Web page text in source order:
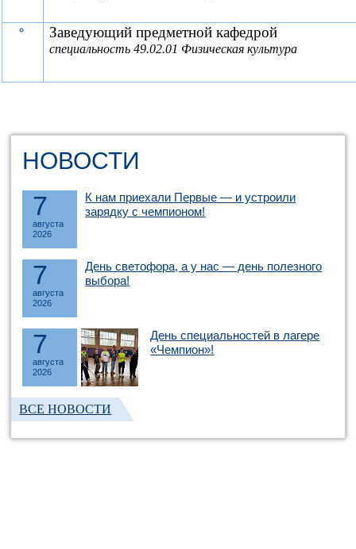
Заведующий предметной кафедрой
специальность 49.02.01 Физическая культура
НОВОСТИ
7
августа
2026
К нам приехали Первые — и устроили
зарядку с чемпионом!
7
августа
2026
День светофора, а у нас — день полезного
выбора!
7
августа
2026
День специальностей в лагере
«Чемпион»!
ВСЕ НОВОСТИ